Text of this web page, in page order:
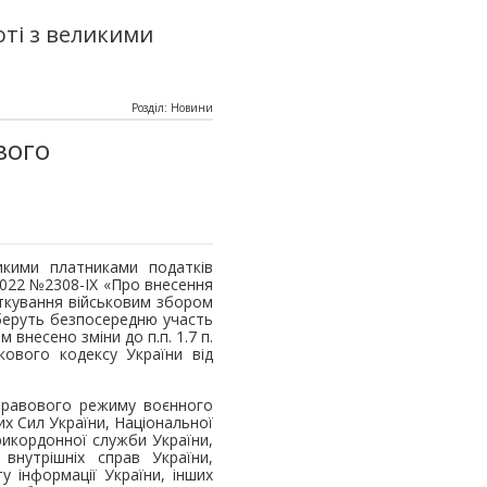
з великими
Розділ: Новини
платниками податків
№2308-ІХ «Про внесення
військовим збором
безпосередню участь
внесено зміни до п.п. 1.7 п.
кодексу України від
режиму воєнного
Сил України, Національної
служби України,
справ України,
інформації України, інших